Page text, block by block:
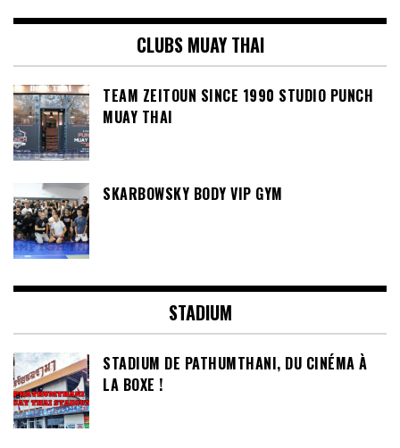
CLUBS MUAY THAI
TEAM ZEITOUN SINCE 1990 STUDIO PUNCH
MUAY THAI
SKARBOWSKY BODY VIP GYM
STADIUM
STADIUM DE PATHUMTHANI, DU CINÉMA À
LA BOXE !